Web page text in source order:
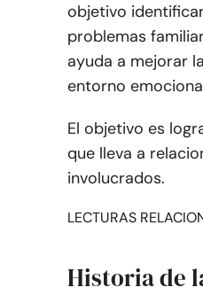
objetivo
problemas
ayuda a mejorar
entorno
El objetivo es
que lleva a
involucrados.
LECTURAS
Historia de